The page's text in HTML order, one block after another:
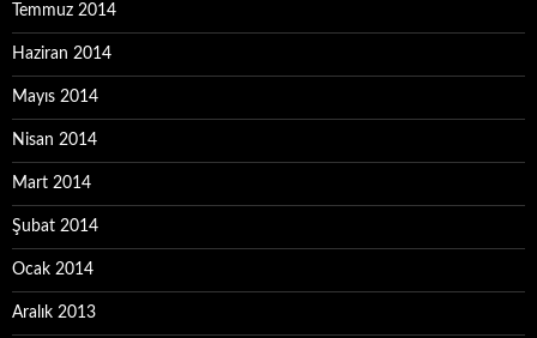
Temmuz 2014
Haziran 2014
Mayıs 2014
Nisan 2014
Mart 2014
Şubat 2014
Ocak 2014
Aralık 2013